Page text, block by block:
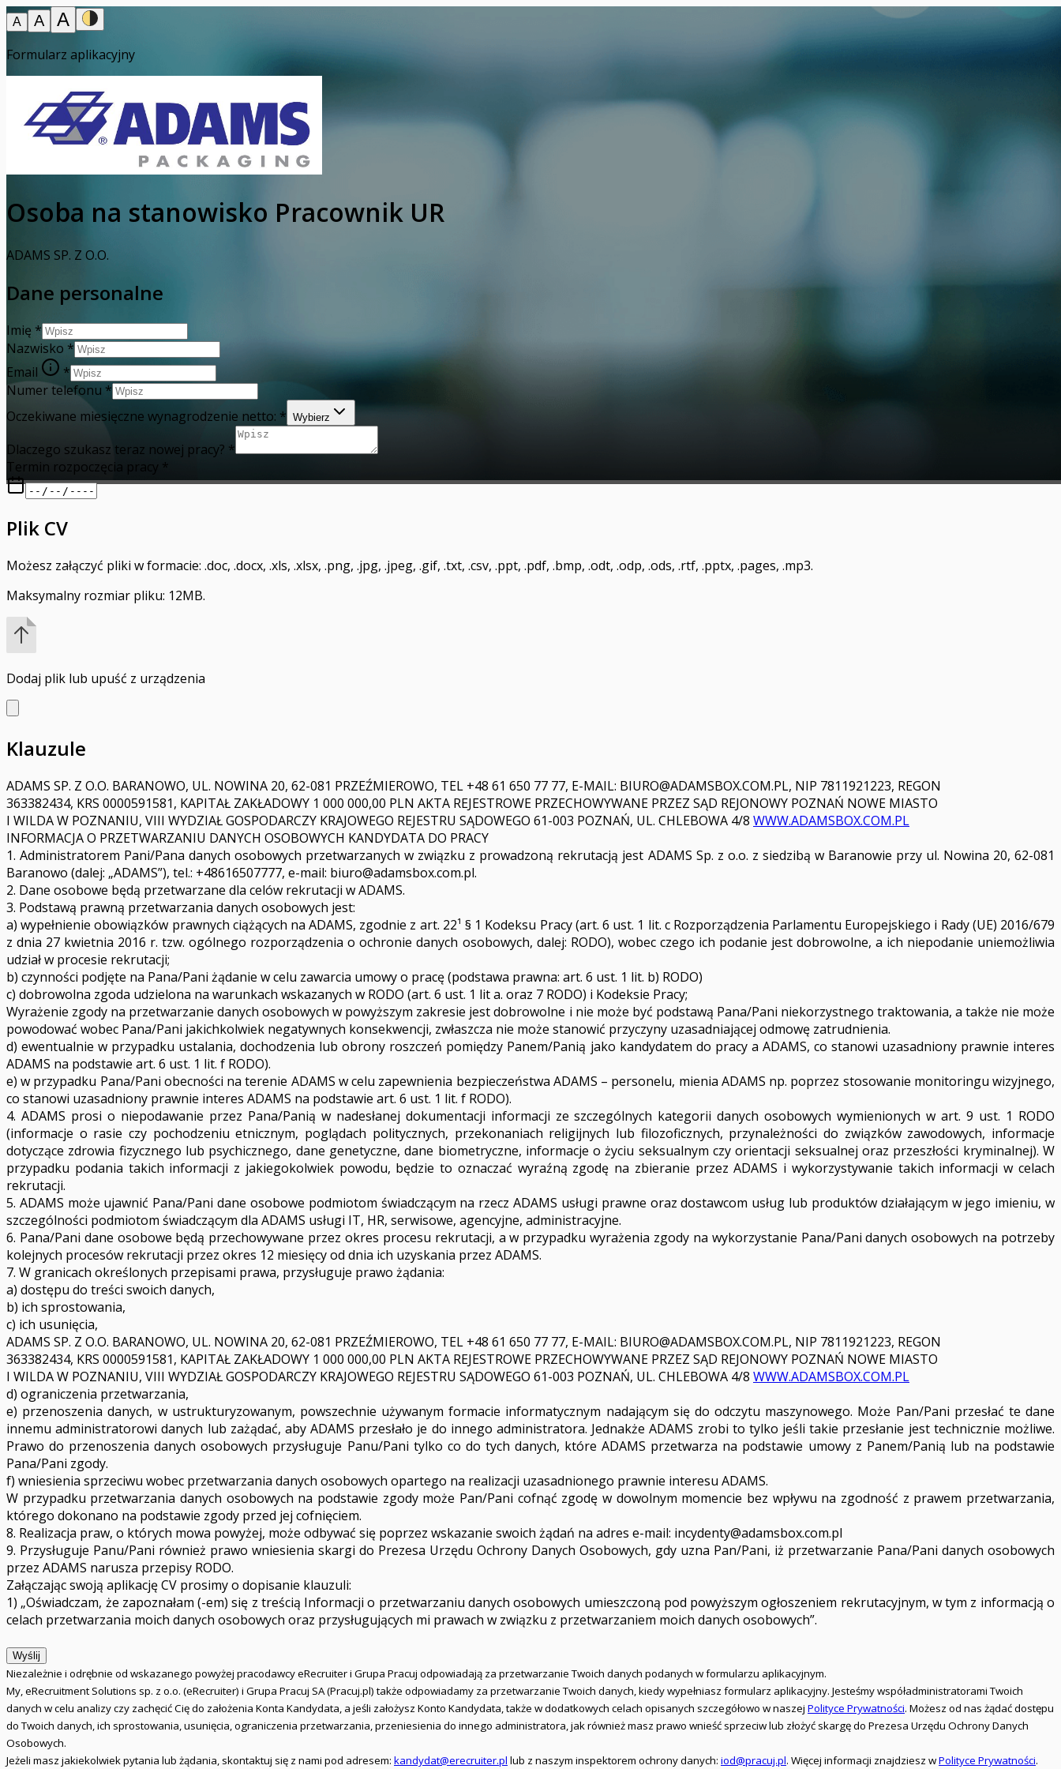
A A A
Formularz aplikacyjny
Osoba na stanowisko Pracownik UR
ADAMS SP. Z O.O.
Dane personalne
Imię *
Nazwisko *
Email
*
Numer telefonu *
Oczekiwane miesięczne wynagrodzenie netto: * Wybierz
Dlaczego szukasz teraz nowej pracy? *
Termin rozpoczęcia pracy *
Plik CV
Możesz załączyć pliki w formacie: .doc, .docx, .xls, .xlsx, .png, .jpg, .jpeg, .gif, .txt, .csv, .ppt, .pdf, .bmp, .odt, .odp, .ods, .rtf, .pptx, .pages, .mp3.
Maksymalny rozmiar pliku: 12MB.
Dodaj plik lub upuść z urządzenia
Klauzule
ADAMS SP. Z O.O. BARANOWO, UL. NOWINA 20, 62-081 PRZEŹMIEROWO, TEL +48 61 650 77 77, E-MAIL: BIURO@ADAMSBOX.COM.PL, NIP 7811921223, REGON
363382434, KRS 0000591581, KAPITAŁ ZAKŁADOWY 1 000 000,00 PLN AKTA REJESTROWE PRZECHOWYWANE PRZEZ SĄD REJONOWY POZNAŃ NOWE MIASTO
I WILDA W POZNANIU, VIII WYDZIAŁ GOSPODARCZY KRAJOWEGO REJESTRU SĄDOWEGO 61-003 POZNAŃ, UL. CHLEBOWA 4/8 WWW.ADAMSBOX.COM.PL
INFORMACJA O PRZETWARZANIU DANYCH OSOBOWYCH KANDYDATA DO PRACY
1. Administratorem Pani/Pana danych osobowych przetwarzanych w związku z prowadzoną rekrutacją jest ADAMS Sp. z o.o. z siedzibą w Baranowie przy ul. Nowina 20, 62-081
Baranowo (dalej: „ADAMS”), tel.: +48616507777, e-mail: biuro@adamsbox.com.pl.
2. Dane osobowe będą przetwarzane dla celów rekrutacji w ADAMS.
3. Podstawą prawną przetwarzania danych osobowych jest:
a) wypełnienie obowiązków prawnych ciążących na ADAMS, zgodnie z art. 22¹ § 1 Kodeksu Pracy (art. 6 ust. 1 lit. c Rozporządzenia Parlamentu Europejskiego i Rady (UE) 2016/679
z dnia 27 kwietnia 2016 r. tzw. ogólnego rozporządzenia o ochronie danych osobowych, dalej: RODO), wobec czego ich podanie jest dobrowolne, a ich niepodanie uniemożliwia
udział w procesie rekrutacji;
b) czynności podjęte na Pana/Pani żądanie w celu zawarcia umowy o pracę (podstawa prawna: art. 6 ust. 1 lit. b) RODO)
c) dobrowolna zgoda udzielona na warunkach wskazanych w RODO (art. 6 ust. 1 lit a. oraz 7 RODO) i Kodeksie Pracy;
Wyrażenie zgody na przetwarzanie danych osobowych w powyższym zakresie jest dobrowolne i nie może być podstawą Pana/Pani niekorzystnego traktowania, a także nie może
powodować wobec Pana/Pani jakichkolwiek negatywnych konsekwencji, zwłaszcza nie może stanowić przyczyny uzasadniającej odmowę zatrudnienia.
d) ewentualnie w przypadku ustalania, dochodzenia lub obrony roszczeń pomiędzy Panem/Panią jako kandydatem do pracy a ADAMS, co stanowi uzasadniony prawnie interes
ADAMS na podstawie art. 6 ust. 1 lit. f RODO).
e) w przypadku Pana/Pani obecności na terenie ADAMS w celu zapewnienia bezpieczeństwa ADAMS – personelu, mienia ADAMS np. poprzez stosowanie monitoringu wizyjnego,
co stanowi uzasadniony prawnie interes ADAMS na podstawie art. 6 ust. 1 lit. f RODO).
4. ADAMS prosi o niepodawanie przez Pana/Panią w nadesłanej dokumentacji informacji ze szczególnych kategorii danych osobowych wymienionych w art. 9 ust. 1 RODO
(informacje o rasie czy pochodzeniu etnicznym, poglądach politycznych, przekonaniach religijnych lub filozoficznych, przynależności do związków zawodowych, informacje
dotyczące zdrowia fizycznego lub psychicznego, dane genetyczne, dane biometryczne, informacje o życiu seksualnym czy orientacji seksualnej oraz przeszłości kryminalnej). W
przypadku podania takich informacji z jakiegokolwiek powodu, będzie to oznaczać wyraźną zgodę na zbieranie przez ADAMS i wykorzystywanie takich informacji w celach
rekrutacji.
5. ADAMS może ujawnić Pana/Pani dane osobowe podmiotom świadczącym na rzecz ADAMS usługi prawne oraz dostawcom usług lub produktów działającym w jego imieniu, w
szczególności podmiotom świadczącym dla ADAMS usługi IT, HR, serwisowe, agencyjne, administracyjne.
6. Pana/Pani dane osobowe będą przechowywane przez okres procesu rekrutacji, a w przypadku wyrażenia zgody na wykorzystanie Pana/Pani danych osobowych na potrzeby
kolejnych procesów rekrutacji przez okres 12 miesięcy od dnia ich uzyskania przez ADAMS.
7. W granicach określonych przepisami prawa, przysługuje prawo żądania:
a) dostępu do treści swoich danych,
b) ich sprostowania,
c) ich usunięcia,
ADAMS SP. Z O.O. BARANOWO, UL. NOWINA 20, 62-081 PRZEŹMIEROWO, TEL +48 61 650 77 77, E-MAIL: BIURO@ADAMSBOX.COM.PL, NIP 7811921223, REGON
363382434, KRS 0000591581, KAPITAŁ ZAKŁADOWY 1 000 000,00 PLN AKTA REJESTROWE PRZECHOWYWANE PRZEZ SĄD REJONOWY POZNAŃ NOWE MIASTO
I WILDA W POZNANIU, VIII WYDZIAŁ GOSPODARCZY KRAJOWEGO REJESTRU SĄDOWEGO 61-003 POZNAŃ, UL. CHLEBOWA 4/8 WWW.ADAMSBOX.COM.PL
d) ograniczenia przetwarzania,
e) przenoszenia danych, w ustrukturyzowanym, powszechnie używanym formacie informatycznym nadającym się do odczytu maszynowego. Może Pan/Pani przesłać te dane
innemu administratorowi danych lub zażądać, aby ADAMS przesłało je do innego administratora. Jednakże ADAMS zrobi to tylko jeśli takie przesłanie jest technicznie możliwe.
Prawo do przenoszenia danych osobowych przysługuje Panu/Pani tylko co do tych danych, które ADAMS przetwarza na podstawie umowy z Panem/Panią lub na podstawie
Pana/Pani zgody.
f) wniesienia sprzeciwu wobec przetwarzania danych osobowych opartego na realizacji uzasadnionego prawnie interesu ADAMS.
W przypadku przetwarzania danych osobowych na podstawie zgody może Pan/Pani cofnąć zgodę w dowolnym momencie bez wpływu na zgodność z prawem przetwarzania,
którego dokonano na podstawie zgody przed jej cofnięciem.
8. Realizacja praw, o których mowa powyżej, może odbywać się poprzez wskazanie swoich żądań na adres e-mail: incydenty@adamsbox.com.pl
9. Przysługuje Panu/Pani również prawo wniesienia skargi do Prezesa Urzędu Ochrony Danych Osobowych, gdy uzna Pan/Pani, iż przetwarzanie Pana/Pani danych osobowych
przez ADAMS narusza przepisy RODO.
Załączając swoją aplikację CV prosimy o dopisanie klauzuli:
1) „Oświadczam, że zapoznałam (-em) się z treścią Informacji o przetwarzaniu danych osobowych umieszczoną pod powyższym ogłoszeniem rekrutacyjnym, w tym z informacją o
celach przetwarzania moich danych osobowych oraz przysługujących mi prawach w związku z przetwarzaniem moich danych osobowych”.
Wyślij
Niezależnie i odrębnie od wskazanego powyżej pracodawcy eRecruiter i Grupa Pracuj odpowiadają za przetwarzanie Twoich danych podanych w formularzu aplikacyjnym.
My, eRecruitment Solutions sp. z o.o. (eRecruiter) i Grupa Pracuj SA (Pracuj.pl) także odpowiadamy za przetwarzanie Twoich danych, kiedy wypełniasz formularz aplikacyjny. Jesteśmy współadministratorami Twoich
danych w celu analizy czy zachęcić Cię do założenia Konta Kandydata, a jeśli założysz Konto Kandydata, także w dodatkowych celach opisanych szczegółowo w naszej Polityce Prywatności. Możesz od nas żądać dostępu
do Twoich danych, ich sprostowania, usunięcia, ograniczenia przetwarzania, przeniesienia do innego administratora, jak również masz prawo wnieść sprzeciw lub złożyć skargę do Prezesa Urzędu Ochrony Danych
Osobowych.
Jeżeli masz jakiekolwiek pytania lub żądania, skontaktuj się z nami pod adresem: kandydat@erecruiter.pl lub z naszym inspektorem ochrony danych: iod@pracuj.pl. Więcej informacji znajdziesz wPolityce Prywatności.